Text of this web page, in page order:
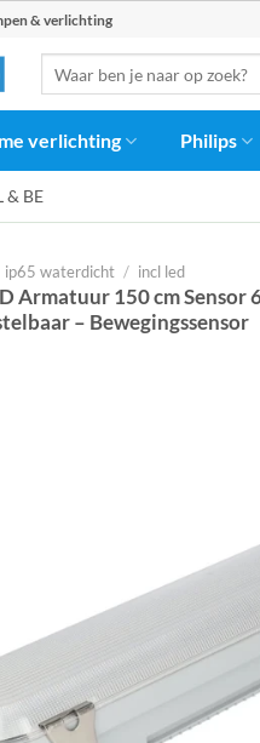
& verlichting
naar:
verlichting Philips
& BE
ip65 waterdicht / incl led
Armatuur 150 cm
– Bewegingssensor